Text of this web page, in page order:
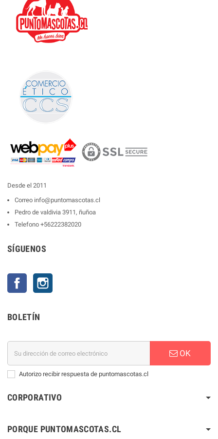
Desde el 2011
Correo info@puntomascotas.cl
Pedro de valdivia 3911, ñuñoa
Telefono +56222382020
SÍGUENOS
Facebook
BOLETÍN
OK
Autorizo recibir respuesta de puntomascotas.cl
CORPORATIVO
PORQUE PUNTOMASCOTAS.CL